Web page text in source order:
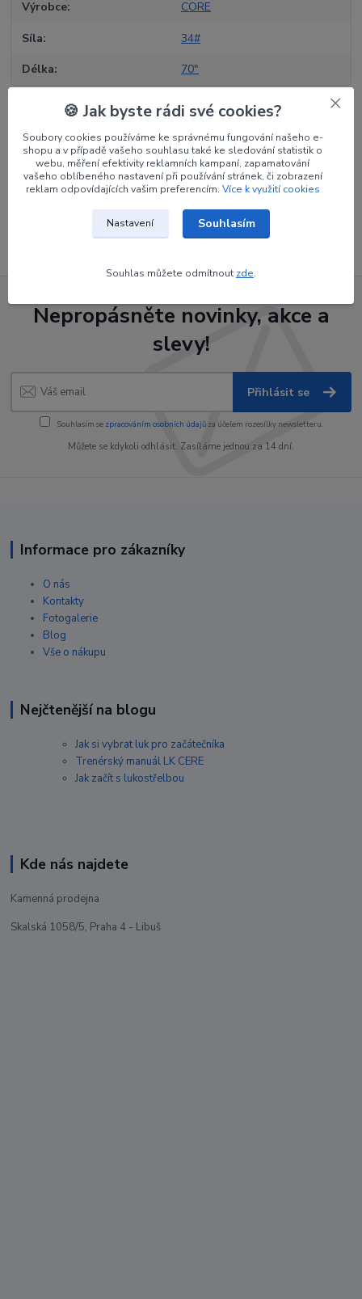
Výrobce CORE
Síla 34#
Délka 70"
Zboží zařazeno v kategoriích
Luky
Nepropásněte novinky, akce a
slevy!
Přihlásit se
Souhlasím se zpracováním osobních údajůza účelem rozesílky newsletteru.
Můžete se kdykoli odhlásit. Zasíláme jednou za 14 dní.
Informace pro zákazníky
O nás
Kontakty
Fotogalerie
Blog
Vše o nákupu
Nejčtenější na blogu
Jak si vybrat luk pro začátečníka
Trenérský manuál LK CERE
Jak začít s lukostřelbou
Kde nás najdete
Kamenná prodejna
Skalská 1058/5, Praha 4 - Libuš
🍪 Jak byste rádi své cookies?
Soubory cookies používáme ke správnému fungování našeho e-
shopu a v případě vašeho souhlasu také ke sledování statistik o
webu, měření efektivity reklamních kampaní, zapamatování
vašeho oblíbeného nastavení při používání stránek, či zobrazení
reklam odpovídajících vašim preferencím. Více k využití cookies
Nastavení Souhlasím
Souhlas můžete odmítnout zde.